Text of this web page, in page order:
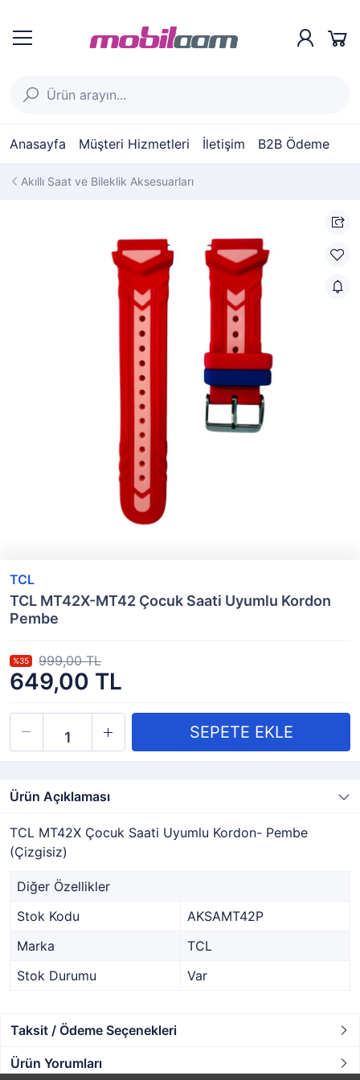
Anasayfa Müşteri Hizmetleri İletişim B2B Ödeme
Akıllı Saat ve Bileklik Aksesuarları
TCL
TCL MT42X-MT42 Çocuk Saati Uyumlu Kordon
Pembe
649,00 TL
%35 999,00 TL
Ürün Açıklaması
TCL MT42X Çocuk Saati Uyumlu Kordon- Pembe
(Çizgisiz)
Diğer Özellikler
Stok Kodu
AKSAMT42P
Marka
TCL
Stok Durumu
Var
Taksit / Ödeme Seçenekleri
Ürün Yorumları